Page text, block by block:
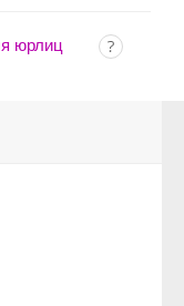
юрлиц